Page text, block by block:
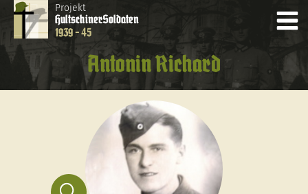
Projekt
HultschinerSoldaten
1939 - 45
Antonin Richard